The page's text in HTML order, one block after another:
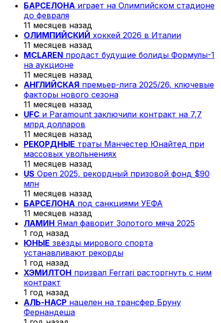
БАРСЕЛОНА играет на Олимпийском стадионе
до февраля
11 месяцев назад
ОЛИМПИЙСКИЙ хоккей 2026 в Италии
11 месяцев назад
MCLAREN продаст будущие болиды Формулы-1
на аукционе
11 месяцев назад
АНГЛИЙСКАЯ премьер-лига 2025/26, ключевые
факторы нового сезона
11 месяцев назад
UFC и Paramount заключили контракт на 7,7
млрд долларов
11 месяцев назад
РЕКОРДНЫЕ траты Манчестер Юнайтед при
массовых увольнениях
11 месяцев назад
US Open 2025, рекордный призовой фонд $90
млн
11 месяцев назад
БАРСЕЛОНА под санкциями УЕФА
11 месяцев назад
ЛАМИН Ямал фаворит Золотого мяча 2025
1 год назад
ЮНЫЕ звёзды мирового спорта
устанавливают рекорды
1 год назад
ХЭМИЛТОН призвал Ferrari расторгнуть с ним
контракт
1 год назад
АЛЬ-НАСР нацелен на трансфер Бруну
Фернандеша